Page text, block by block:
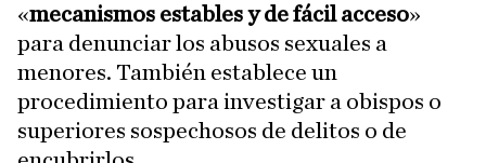
«mecanismos estables y de fácil acceso»
para denunciar los abusos sexuales a
menores. También establece un
procedimiento para investigar a obispos o
superiores sospechosos de delitos o de